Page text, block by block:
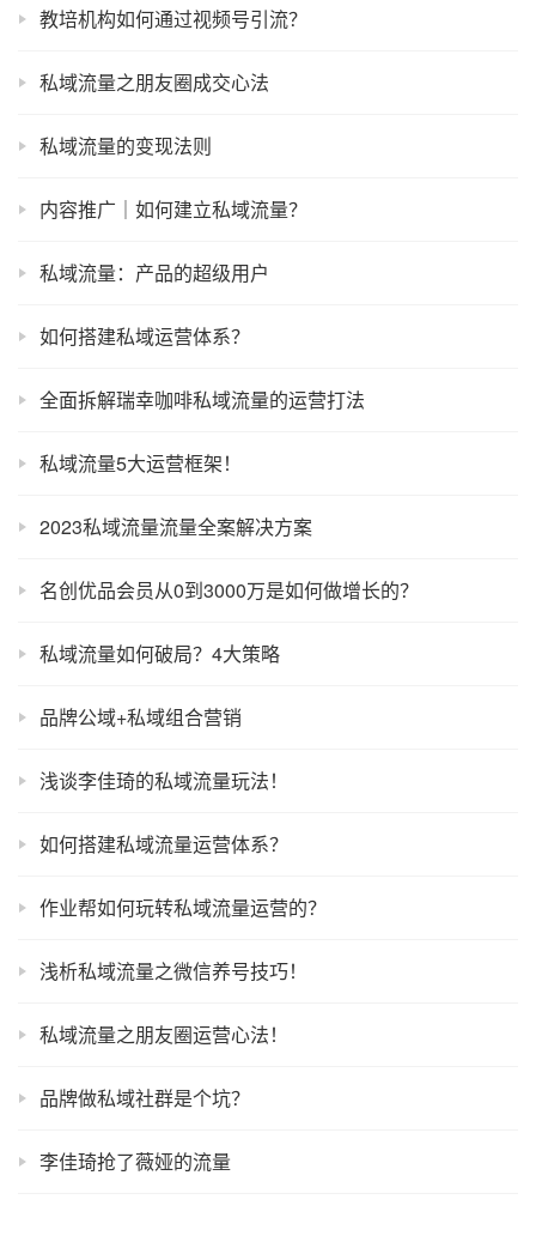
教培机构如何通过视频号引流？
私域流量之朋友圈成交心法
私域流量的变现法则
内容推广｜如何建立私域流量？
私域流量：产品的超级用户
如何搭建私域运营体系？
全面拆解瑞幸咖啡私域流量的运营打法
私域流量5大运营框架！
2023私域流量流量全案解决方案
名创优品会员从0到3000万是如何做增长的？
私域流量如何破局？4大策略
品牌公域+私域组合营销
浅谈李佳琦的私域流量玩法！
如何搭建私域流量运营体系？
作业帮如何玩转私域流量运营的？
浅析私域流量之微信养号技巧！
私域流量之朋友圈运营心法！
品牌做私域社群是个坑？
李佳琦抢了薇娅的流量